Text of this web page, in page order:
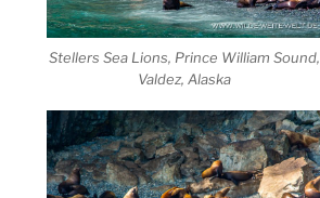
Stellers Sea Lions, Prince William Sound,
Valdez, Alaska